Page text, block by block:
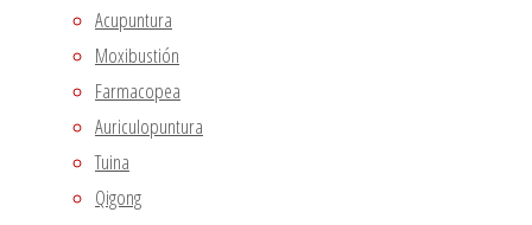
Acupuntura
Moxibustión
Farmacopea
Auriculopuntura
Tuina
Qigong
Non-necessary
Non-necessary
Any cookies that may not be particularly necessary for
the website to function and is used specifically to collect
user personal data via analytics, ads, other embedded
contents are termed as non-necessary cookies. It is
mandatory to procure user consent prior to running